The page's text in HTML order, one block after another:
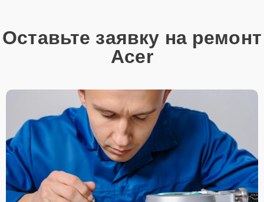
Оставьте заявку на ремонт
Acer